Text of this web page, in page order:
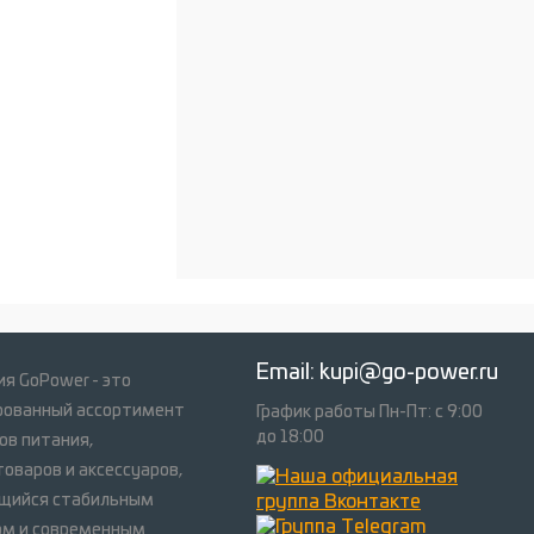
GoPower - это
ассортимент
питания,
и аксессуаров,
стабильным
и современным
Email: kupi@go-power.ru
График работы Пн-Пт: с 9:00
до 18:00